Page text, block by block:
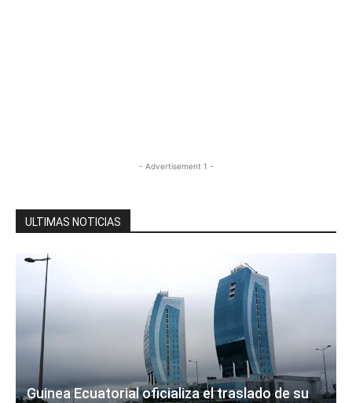
- Advertisement 1 -
ULTIMAS NOTICIAS
Guinea Ecuatorial oficializa el traslado de su